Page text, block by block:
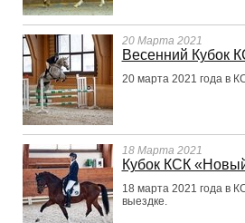
20 Марта 2021
Весенний Кубок
20 марта 2021 года в
18 Марта 2021
Кубок КСК
18 марта 2021 года в
выездке.